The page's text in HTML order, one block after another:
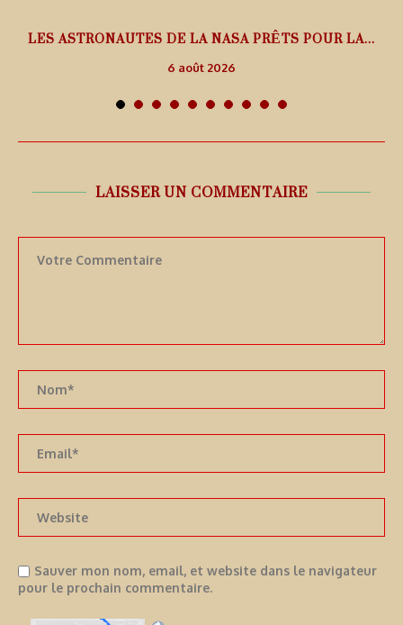
LES ASTRONAUTES DE LA NASA PRÊTS POUR LA...
6 août 2026
LAISSER UN COMMENTAIRE
Sauver mon nom, email, et website dans le navigateur
pour le prochain commentaire.